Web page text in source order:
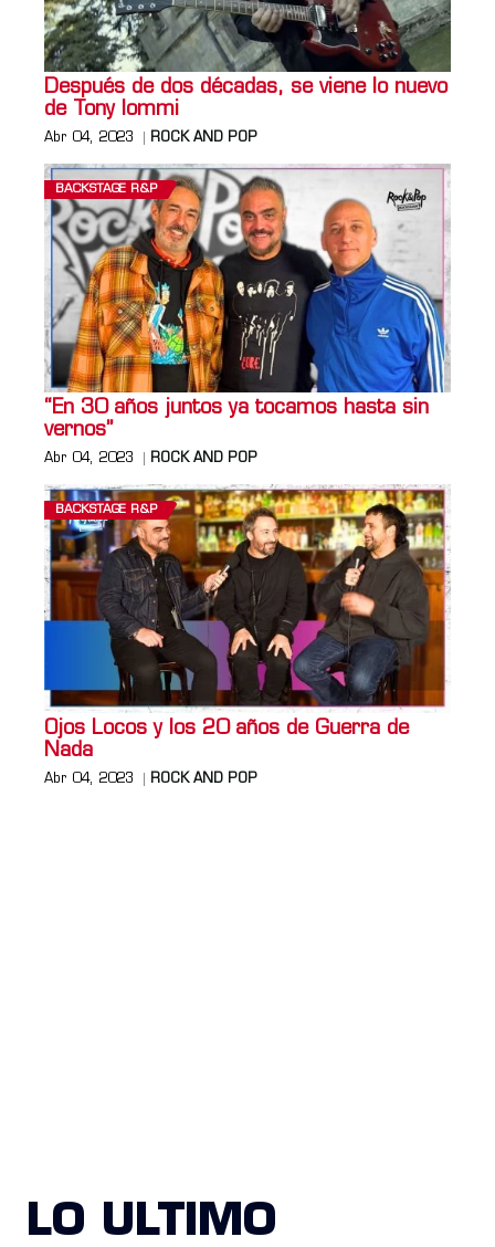
Después de dos décadas, se viene lo nuevo
de Tony Iommi
Abr 04, 2023 ROCK AND POP
BACKSTAGE R&P
“En 30 años juntos ya tocamos hasta sin
vernos”
Abr 04, 2023 ROCK AND POP
BACKSTAGE R&P
Ojos Locos y los 20 años de Guerra de
Nada
Abr 04, 2023 ROCK AND POP
LO ULTIMO